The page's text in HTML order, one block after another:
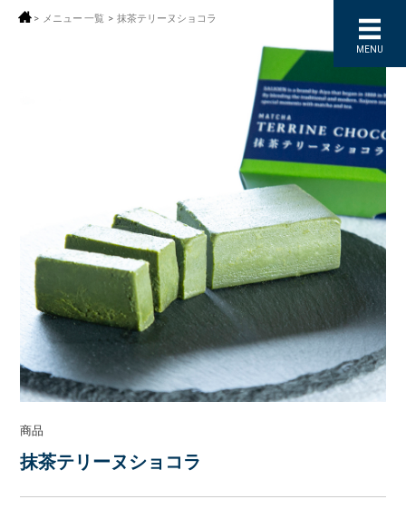
> メニュー 一覧 > 抹茶テリーヌショコラ
商品
抹茶テリーヌショコラ
MENU